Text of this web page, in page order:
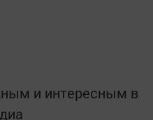
и интересным в